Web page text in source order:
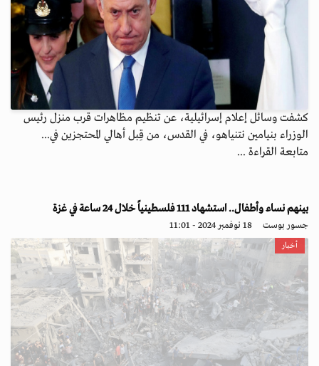
كشفت وسائل إعلام إسرائيلية، عن تنظيم مظاهرات قرب منزل رئيس
الوزراء بنيامين نتنياهو، في القدس، من قِبل أهالي المحتجزين في...
متابعة القراءة ...
بينهم نساء وأطفال.. استشهاد 111 فلسطينياً خلال 24 ساعة في غزة
جسور بوست 18 نوفمبر 2024 - 11:01
أخبار